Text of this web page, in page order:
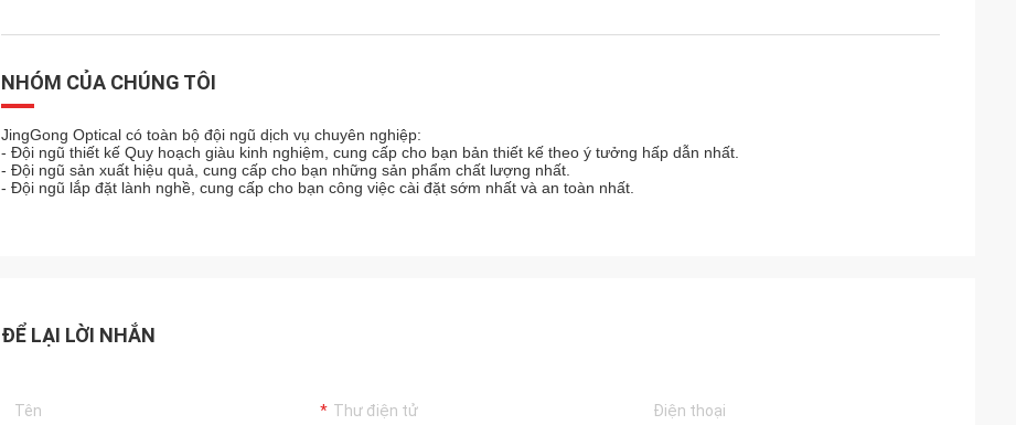
NHÓM CỦA CHÚNG TÔI
JingGong Optical có toàn bộ đội ngũ dịch vụ chuyên nghiệp:
- Đội ngũ thiết kế Quy hoạch giàu kinh nghiệm, cung cấp cho bạn bản thiết kế theo ý tưởng hấp dẫn nhất.
- Đội ngũ sản xuất hiệu quả, cung cấp cho bạn những sản phẩm chất lượng nhất.
- Đội ngũ lắp đặt lành nghề, cung cấp cho bạn công việc cài đặt sớm nhất và an toàn nhất.
ĐỂ LẠI LỜI NHẮN